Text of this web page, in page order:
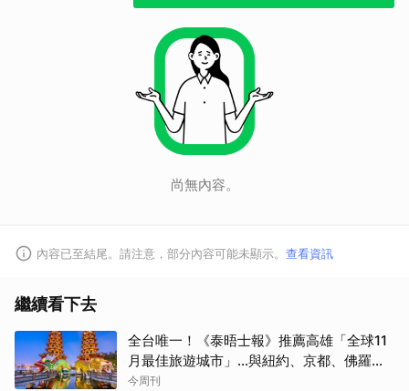
尚無內容。
內容已至結尾。請注意，部分內容可能未顯示。 查看資訊
繼續看下去
全台唯一！《泰晤士報》推薦高雄「全球11
月最佳旅遊城市」…與紐約、京都、佛羅倫
斯共同入榜，理由曝光
今周刊